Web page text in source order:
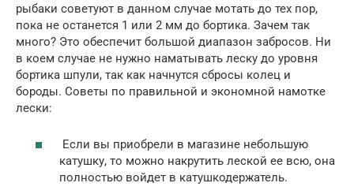
рыбаки советуют в данном случае мотать до тех пор,
пока не останется 1 или 2 мм до бортика. Зачем так
много? Это обеспечит большой диапазон забросов. Ни
в коем случае не нужно наматывать леску до уровня
бортика шпули, так как начнутся сбросы колец и
бороды. Советы по правильной и экономной намотке
лески:
Если вы приобрели в магазине небольшую
катушку, то можно накрутить леской ее всю, она
полностью войдет в катушкодержатель.